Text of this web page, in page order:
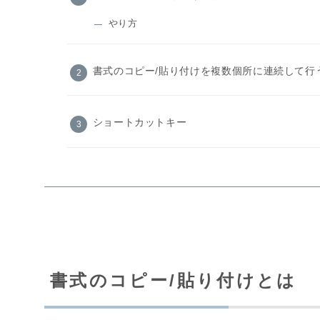
やり方
書式のコピー/貼り付けを複数個所に連続して行
ショートカットキー
書式のコピー/貼り付けとは